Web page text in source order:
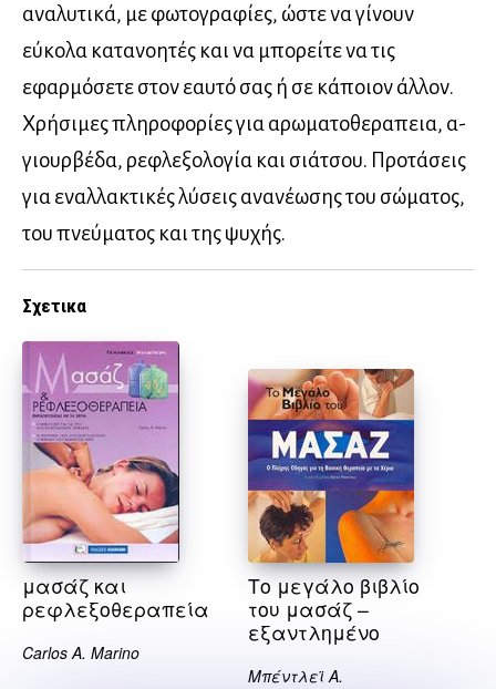
αναλυτικά, με φωτογραφίες, ώστε να γίνουν
εύκολα κατανοητές και να μπορείτε να τις
εφαρμόσετε στον εαυτό σας ή σε κάποιον άλλον.
Χρήσιμες πληροφορίες για αρωματοθεραπεια, α-
γιουρβέδα, ρεφλεξολογία και σιάτσου. Προτάσεις
για εναλλακτικές λύσεις ανανέωσης του σώματος,
του πνεύματος και της ψυχής.
Σχετικα
μασάζ και
ρεφλεξοθεραπεία
Carlos A. Marino
Το μεγάλο βιβλίο
του μασάζ –
εξαντλημένο
Μπέντλεϊ Α.